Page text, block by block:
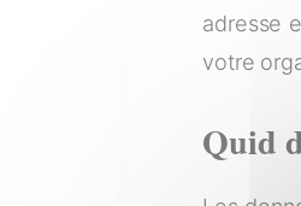
adresse
votre
Quid